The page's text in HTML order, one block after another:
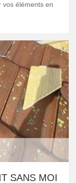
vos éléments en
SANS MOI